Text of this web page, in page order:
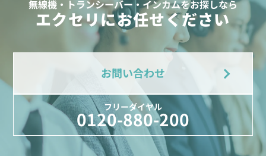
無線機・トランシーバー・インカムをお探しなら
エクセリにお任せください
お問い合わせ
フリーダイヤル
0120-880-200